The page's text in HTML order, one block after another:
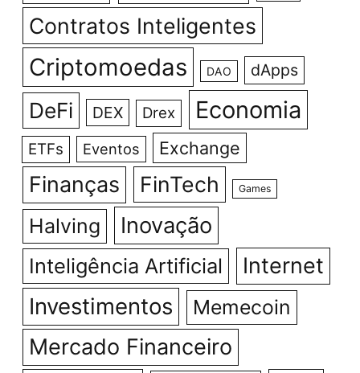
Contratos Inteligentes
Criptomoedas DAO dApps
DeFi DEX Drex Economia
ETFs Eventos Exchange
Finanças FinTech Games
Halving Inovação
Inteligência Artificial Internet
Investimentos Memecoin
Mercado Financeiro